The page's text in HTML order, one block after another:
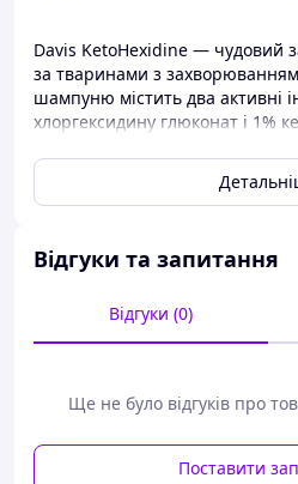
Davis KetoHexidine — чудовий
за тваринами з
шампуню містить два активні
хлоргексидину глюконат і 1%
та захворювань шкіри,
дріжджами, бактеріями,
подразнення на дерматофію
ефективність профілактики та
максимальної безпеки для
виробляється стійкість до
Перед застосуванням шампуню
Відгуки та запитання
Відгуки (0)
Ще не було відгуків про
Поставити